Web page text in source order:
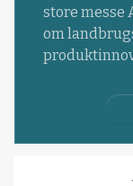
store messe
om